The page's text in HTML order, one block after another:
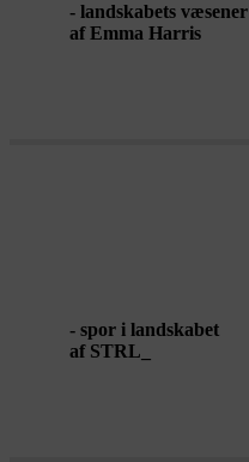
- landskabets væsener
af Emma Harris
- spor i landskabet
af STRL_